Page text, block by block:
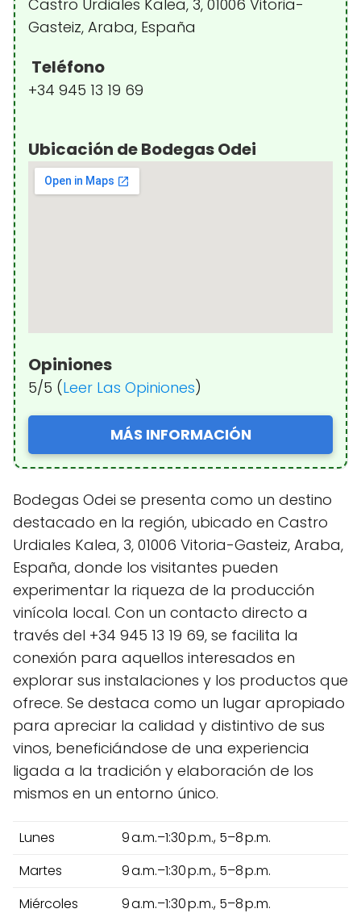
Castro Urdiales Kalea, 3, 01006 Vitoria-
Gasteiz, Araba, España
Teléfono
+34 945 13 19 69
Ubicación de Bodegas Odei
Opiniones
5/5 (Leer Las Opiniones)
MÁS INFORMACIÓN
Bodegas Odei se presenta como un destino
destacado en la región, ubicado en Castro
Urdiales Kalea, 3, 01006 Vitoria-Gasteiz, Araba,
España, donde los visitantes pueden
experimentar la riqueza de la producción
vinícola local. Con un contacto directo a
través del +34 945 13 19 69, se facilita la
conexión para aquellos interesados en
explorar sus instalaciones y los productos que
ofrece. Se destaca como un lugar apropiado
para apreciar la calidad y distintivo de sus
vinos, beneficiándose de una experiencia
ligada a la tradición y elaboración de los
mismos en un entorno único.
Lunes
9 a.m.–1:30 p.m., 5–8 p.m.
Martes
9 a.m.–1:30 p.m., 5–8 p.m.
Miércoles
9 a.m.–1:30 p.m., 5–8 p.m.